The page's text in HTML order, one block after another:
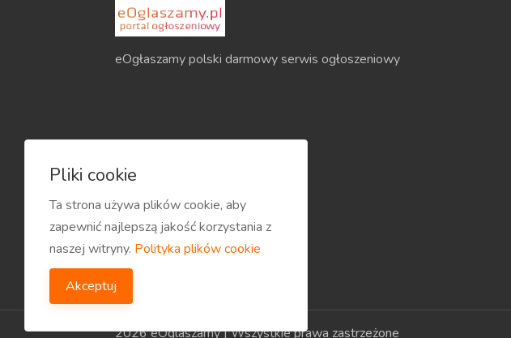
eOgłaszamy polski darmowy serwis ogłoszeniowy
2026 eOglaszamy | Wszystkie prawa zastrzeżone
Pliki cookie
Ta strona używa plików cookie, aby
zapewnić najlepszą jakość korzystania z
naszej witryny. Polityka plików cookie
Akceptuj